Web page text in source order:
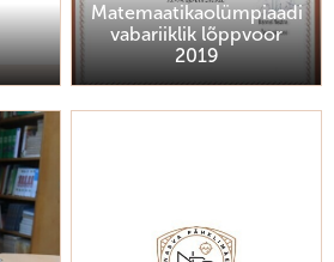
Matemaatikaolümpiaadi
vabariiklik lõppvoor
2019